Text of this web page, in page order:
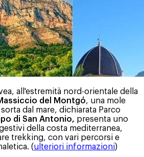
all'estremità nord-orientale della
del Montgó, una mole
dal mare, dichiarata Parco
di San Antonio, presenta uno
della costa mediterranea,
trekking, con vari percorsi e
(ulteriori informazioni)